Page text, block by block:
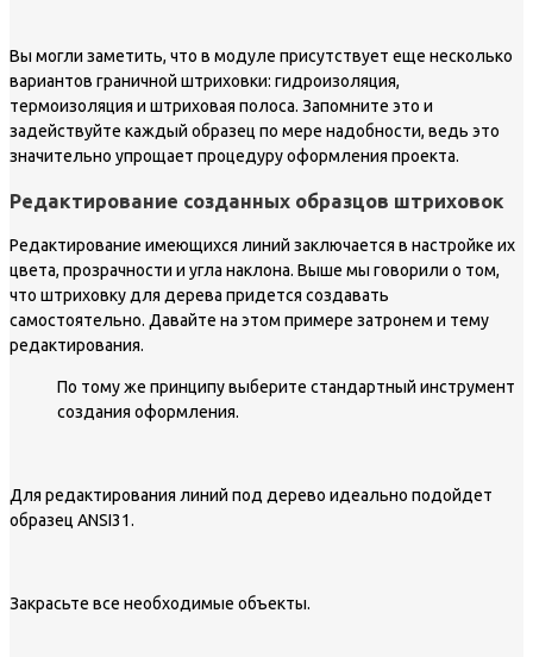
Вы могли заметить, что в модуле присутствует еще несколько
вариантов граничной штриховки: гидроизоляция,
термоизоляция и штриховая полоса. Запомните это и
задействуйте каждый образец по мере надобности, ведь это
значительно упрощает процедуру оформления проекта.
Редактирование созданных образцов штриховок
Редактирование имеющихся линий заключается в настройке их
цвета, прозрачности и угла наклона. Выше мы говорили о том,
что штриховку для дерева придется создавать
самостоятельно. Давайте на этом примере затронем и тему
редактирования.
По тому же принципу выберите стандартный инструмент
создания оформления.
Для редактирования линий под дерево идеально подойдет
образец ANSI31.
Закрасьте все необходимые объекты.